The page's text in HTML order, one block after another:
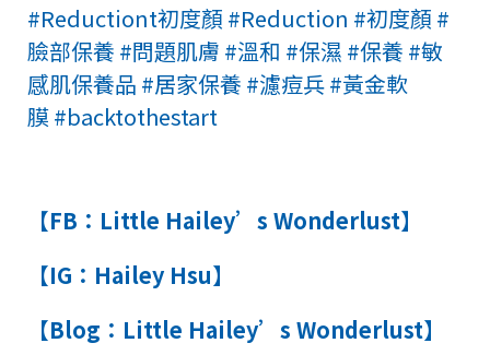
#Reductiont初度顏 #Reduction #初度顏 #
臉部保養 #問題肌膚 #溫和 #保濕 #保養 #敏
感肌保養品 #居家保養 #濾痘兵#黃金軟
膜#backtothestart
【FB：Little Hailey’s Wonderlust】
【IG： Hailey Hsu】
【Blog： Little Hailey’s Wonderlust】